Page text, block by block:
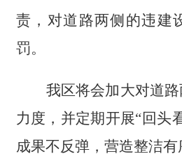
责，对道路两侧的违建
罚。
我区将会加大对道
力度，并定期开展“回头
成果不反弹，营造整洁有